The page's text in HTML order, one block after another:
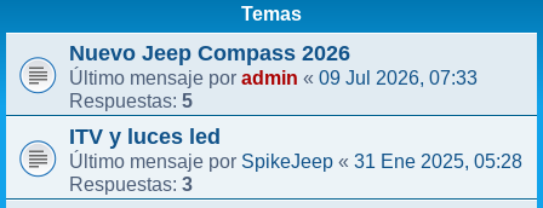
Temas
Nuevo Jeep Compass 2026
Último mensaje por admin « 09 Jul 2026, 07:33
Respuestas: 5
ITV y luces led
Último mensaje por SpikeJeep « 31 Ene 2025, 05:28
Respuestas: 3